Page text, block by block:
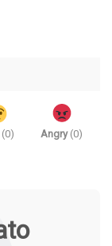
(0) Angry(0)